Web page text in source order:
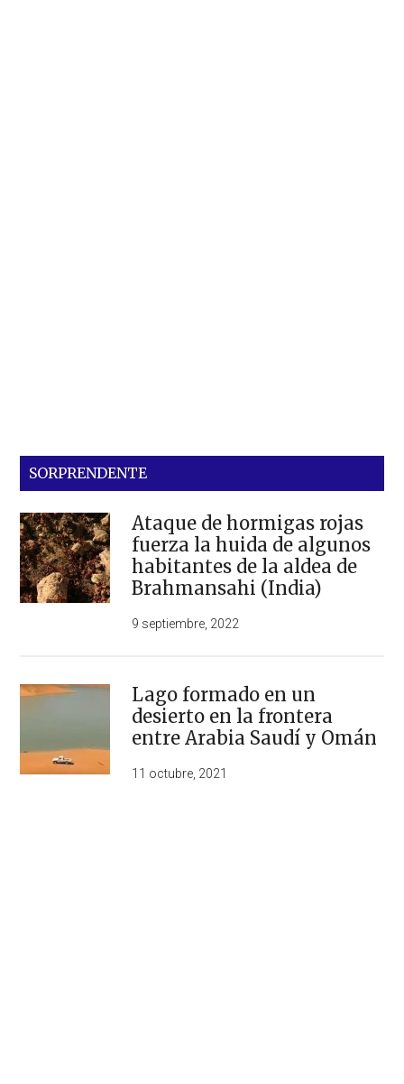
SORPRENDENTE
Ataque de hormigas rojas
fuerza la huida de algunos
habitantes de la aldea de
Brahmansahi (India)
9 septiembre, 2022
Lago formado en un
desierto en la frontera
entre Arabia Saudí y Omán
11 octubre, 2021